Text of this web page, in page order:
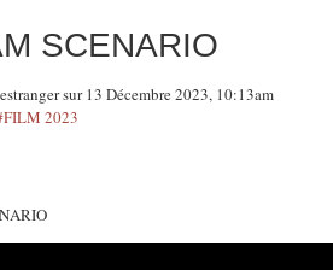
SCENARIO
sur 13 Décembre 2023, 10:13am
2023